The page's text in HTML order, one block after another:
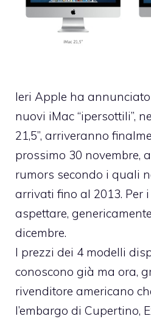
Ieri Apple ha
nuovi iMac “ipersottili”,
21,5”, arriveranno
prossimo 30 novembre,
rumors secondo i quali
arrivati fino al 2013. Per i
aspettare,
dicembre.
I prezzi dei 4 modelli
conoscono già ma ora,
rivenditore americano
l’embargo di Cupertino,